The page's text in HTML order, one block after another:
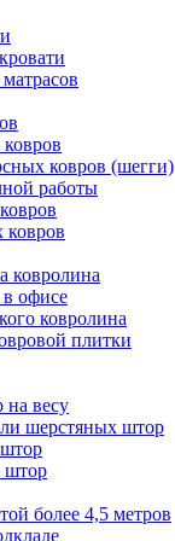
ковров (шегги)
работы
ковролина
офисе
ковролина
плитки
на весу
шерстяных штор
штор
более 4,5 метров